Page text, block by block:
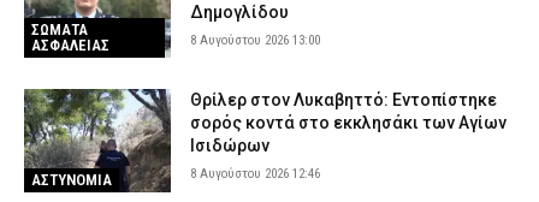
ΣΩΜΑΤΑ
ΑΣΦΑΛΕΙΑΣ
Δημογλίδου
8 Αυγούστου 2026 13:00
ΑΣΤΥΝΟΜΙΑ
Θρίλερ στον Λυκαβηττό: Εντοπίστηκε
σορός κοντά στο εκκλησάκι των Αγίων
Ισιδώρων
8 Αυγούστου 2026 12:46